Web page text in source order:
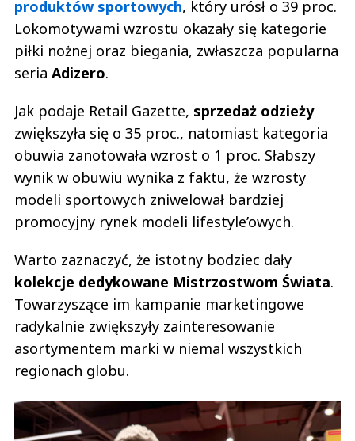
produktów sportowych, który urósł o 39 proc.
Lokomotywami wzrostu okazały się kategorie
piłki nożnej oraz biegania, zwłaszcza popularna
seria Adizero.
Jak podaje Retail Gazette, sprzedaż odzieży
zwiększyła się o 35 proc., natomiast kategoria
obuwia zanotowała wzrost o 1 proc. Słabszy
wynik w obuwiu wynika z faktu, że wzrosty
modeli sportowych zniwelował bardziej
promocyjny rynek modeli lifestyle’owych.
Warto zaznaczyć, że istotny bodziec dały
kolekcje dedykowane Mistrzostwom Świata.
Towarzyszące im kampanie marketingowe
radykalnie zwiększyły zainteresowanie
asortymentem marki w niemal wszystkich
regionach globu.